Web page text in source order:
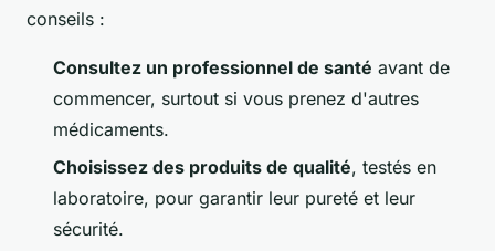
conseils :
Consultez un professionnel de santé avant de
commencer, surtout si vous prenez d'autres
médicaments.
Choisissez des produits de qualité, testés en
laboratoire, pour garantir leur pureté et leur
sécurité.